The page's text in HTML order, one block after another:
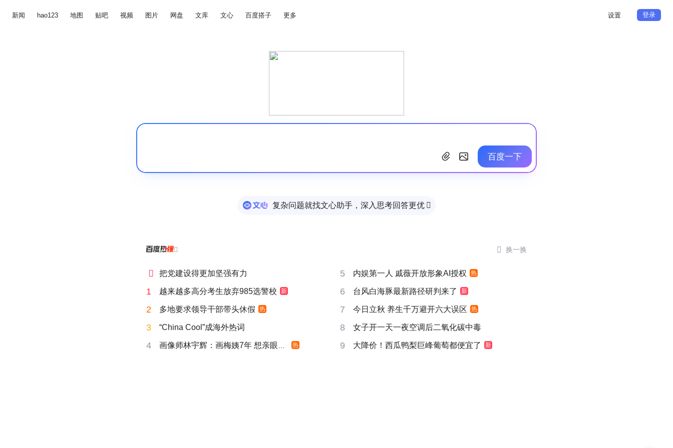
新闻 hao123 地图 贴吧 视频 图片 网盘 文库 文心 百度搭子 更多 设置 登录
百度一下
复杂问题就找文心助手，深入思考回答更优 
  换一换
 把党建设得更加坚强有力 5 内娱第一人 戚薇开放形象AI授权 热
1 越来越多高分考生放弃985选警校 新 6 台风白海豚最新路径研判来了 新
2 多地要求领导干部带头休假 热 7 今日立秋 养生千万避开六大误区 热
3 “China Cool”成海外热词 8 女子开一天一夜空调后二氧化碳中毒
4 画像师林宇辉：画梅姨7年 想亲眼看看 热 9 大降价！西瓜鸭梨巨峰葡萄都便宜了 新